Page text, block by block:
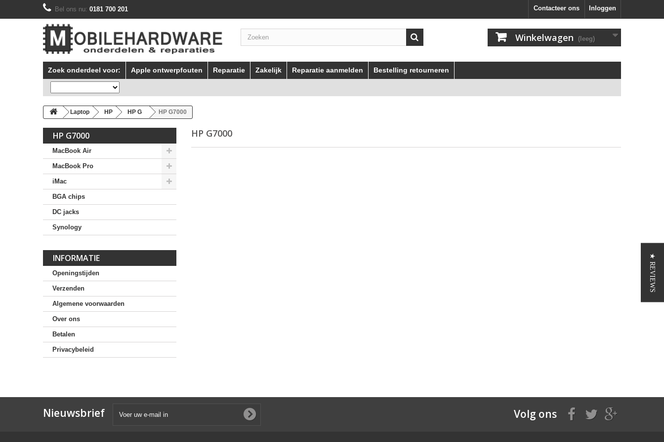
Inloggen
Contacteer ons
Bel ons nu: 0181 700 201
Winkelwagen (leeg)
Zoek onderdeel voor: Apple ontwerpfouten Reparatie Zakelijk Reparatie aanmelden Bestelling retourneren
Laptop HP HP G HP G7000
HP G7000
MacBook Air
MacBook Pro
iMac
BGA chips
DC jacks
Synology
INFORMATIE
Openingstijden
Verzenden
Algemene voorwaarden
Over ons
Betalen
Privacybeleid
HP G7000
Nieuwsbrief Volg ons
★ REVIEWS